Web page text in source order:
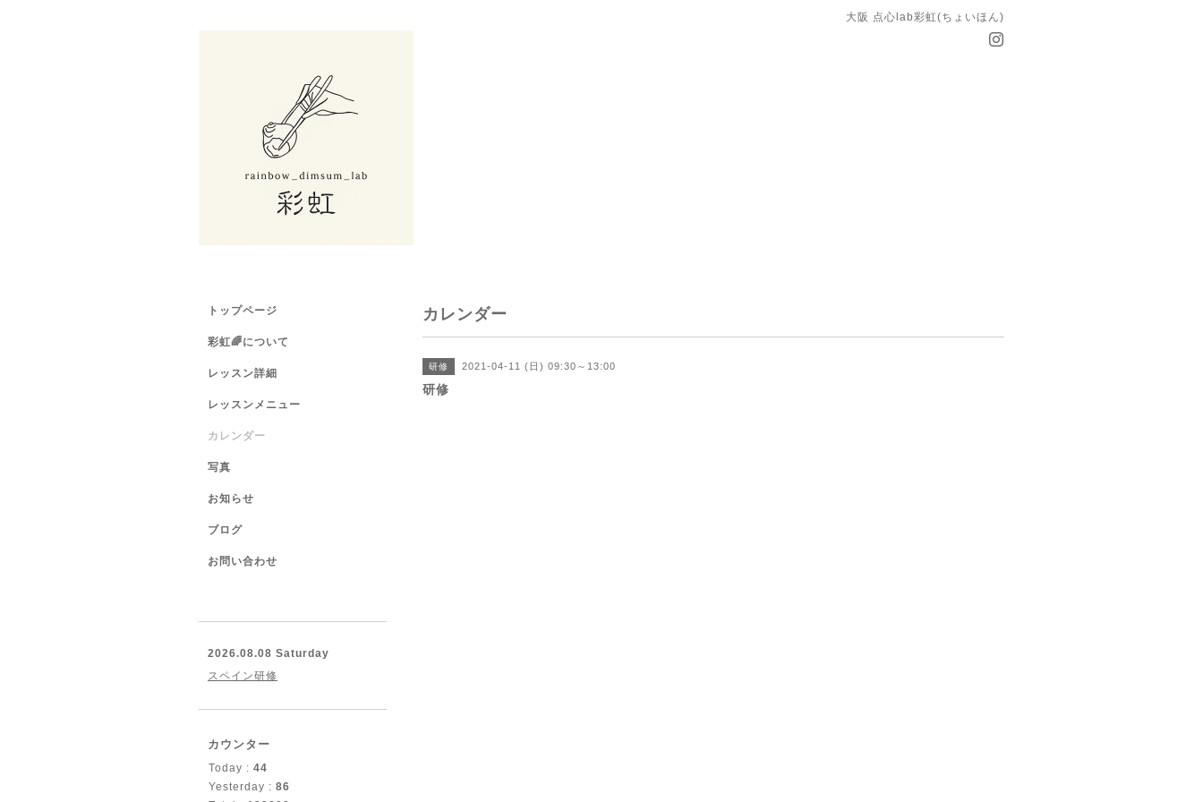
大阪 点心lab彩虹(ちょいほん)
カレンダー
研修 2021-04-11 (日) 09:30～13:00
研修
トップページ
彩虹🌈について
レッスン詳細
レッスンメニュー
カレンダー
写真
お知らせ
ブログ
お問い合わせ
2026.08.08 Saturday
スペイン研修
カウンター
Today : 44
Yesterday : 86